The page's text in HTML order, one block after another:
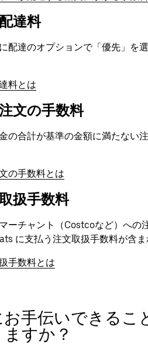
達料
配達のオプションで「優先」を
料とは
文の手数料
の合計が基準の金額に満たない
の手数料とは
扱手数料
ーチャント（Costcoなど）への
に支払う注文取扱手数料が含ま
手数料とは
手伝いできるこ
すか？